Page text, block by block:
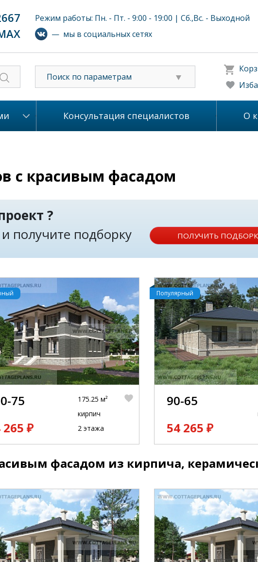
Режим работы: Пн. - Пт. - 9:00 - 19:00 | Сб.,Вс. - Выходной
— мы в социальных сетях
Поиск по параметрам
Консультация специалистов О
с красивым фасадом
?
получите подборку
ПОЛУЧИТЬ
75
265 ₽
175.25 м²
кирпич
2 этажа
Популярный
90-65
54 265 ₽
фасадом из кирпича,